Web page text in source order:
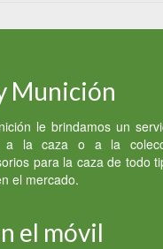
€.
Munición
le brindamos un
a la caza o a la
para la caza de todo
el mercado.
el móvil